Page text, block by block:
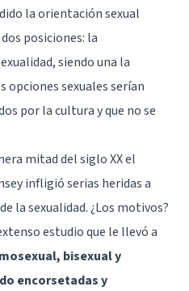
la orientación sexual
posiciones: la
siendo una la
opciones sexuales serían
por la cultura y que no se
mitad del siglo XX el
infligió serias heridas a
la sexualidad. ¿Los motivos?
estudio que le llevó a
bisexual y
encorsetadas y